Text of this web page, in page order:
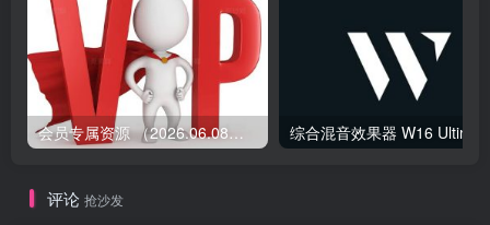
会员专属资源 （2026.06.08更新）
评论 抢沙发